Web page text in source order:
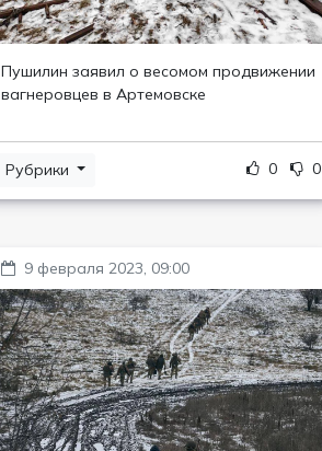
Пушилин заявил о весомом продвижении
вагнеровцев в Артемовске
Рубрики 0 0
9 февраля 2023, 09:00